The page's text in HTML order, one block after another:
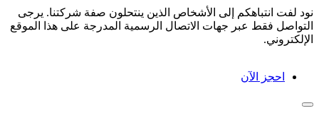
نود لفت انتباهكم إلى الأشخاص الذين ينتحلون صفة شركتنا. يرجى
التواصل فقط عبر جهات الاتصال الرسمية المدرجة على هذا الموقع
الإلكتروني.
احجز الآن